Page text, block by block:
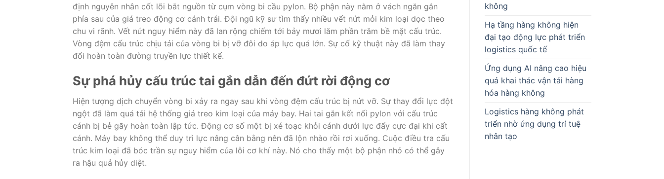
định nguyên nhân cốt lõi bắt nguồn từ cụm vòng bi cầu pylon. Bộ phận này nằm ở vách ngăn gắn
phía sau của giá treo động cơ cánh trái. Đội ngũ kỹ sư tìm thấy nhiều vết nứt mỏi kim loại dọc theo
chu vi rãnh. Vết nứt nguy hiểm này đã lan rộng chiếm tới bảy mươi lăm phần trăm bề mặt cấu trúc.
Vòng đệm cấu trúc chịu tải của vòng bi bị vỡ đôi do áp lực quá lớn. Sự cố kỹ thuật này đã làm thay
đổi hoàn toàn đường truyền lực thiết kế.
Sự phá hủy cấu trúc tai gắn dẫn đến đứt rời động cơ
Hiện tượng dịch chuyển vòng bi xảy ra ngay sau khi vòng đệm cấu trúc bị nứt vỡ. Sự thay đổi lực đột
ngột đã làm quá tải hệ thống giá treo kim loại của máy bay. Hai tai gắn kết nối pylon với cấu trúc
cánh bị bẻ gãy hoàn toàn lập tức. Động cơ số một bị xé toạc khỏi cánh dưới lực đẩy cực đại khi cất
cánh. Máy bay không thể duy trì lực nâng cân bằng nên đã lộn nhào rồi rơi xuống. Cuộc điều tra cấu
trúc kim loại đã bóc trần sự nguy hiểm của lỗi cơ khí này. Nó cho thấy một bộ phận nhỏ có thể gây
ra hậu quả hủy diệt.
không
Hạ tầng hàng không hiện
đại tạo động lực phát triển
logistics quốc tế
Ứng dụng AI nâng cao hiệu
quả khai thác vận tải hàng
hóa hàng không
Logistics hàng không phát
triển nhờ ứng dụng trí tuệ
nhân tạo